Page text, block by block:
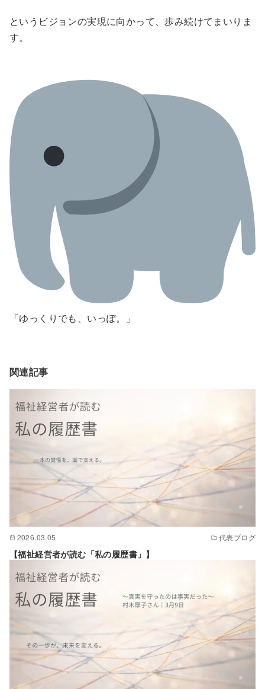
というビジョンの実現に向かって、歩み続けてまいりま
す。
「ゆっくりでも、いっぽ。」
関連記事
2026.03.05 代表ブログ
【福祉経営者が読む「私の履歴書」】